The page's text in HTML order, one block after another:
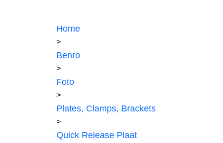
Home
>
Benro
>
Foto
>
Plates, Clamps, Brackets
>
Quick Release Plaat